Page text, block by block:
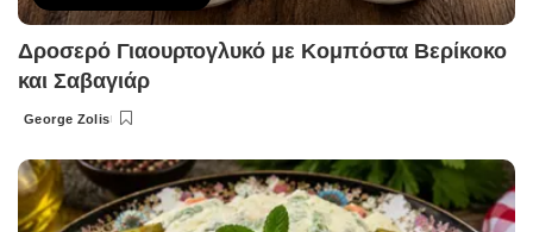
Δροσερό Γιαουρτογλυκό με Κομπόστα Βερίκοκο
και Σαβαγιάρ
Posted
George Zolis